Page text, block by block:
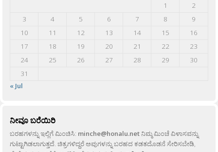
1
2
3
4 5 6 7 8
9
10
11 12 13 14 15
16
17
18 19 20 21 22
23
24
25 26 27 28 29
30
31
« Jul
ನೀವೂ ಬರೆಯಿರಿ
ಬರಹಗಳನ್ನು ಇಲ್ಲಿಗೆ ಮಿಂಚಿಸಿ: minche@honalu.netನಿಮ್ಮ ಮಿಂಚೆ ವಿಳಾಸವನ್ನು
ಗುಟ್ಟಾಗಿಡಲಾಗುತ್ತದೆ. ಚಿತ್ರಗಳಿದ್ದರೆ ಅವುಗಳನ್ನು ಬರಹದ ಕಡತದೊಡನೆ ಸೇರಿಸಬೇಡಿ,